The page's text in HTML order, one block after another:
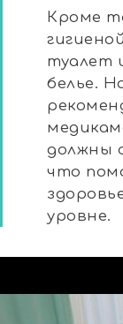
Кроме
туалет
белье.
должны
что
уровне.